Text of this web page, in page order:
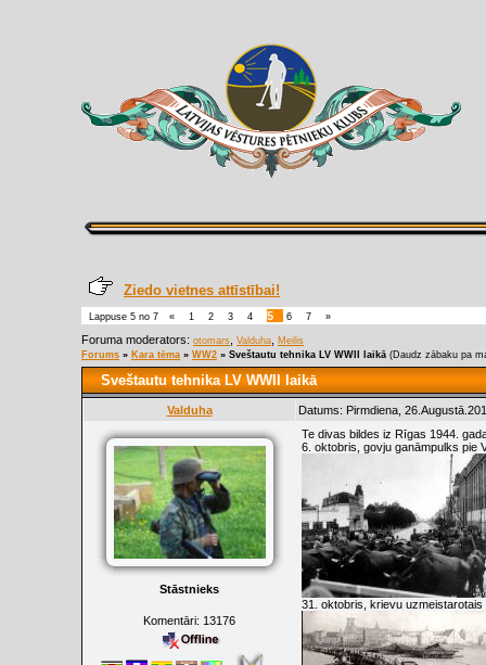
Ziedo vietnes attīstībai!
Lappuse 5 no 7 « 1 2 3 4 5 6 7 »
Foruma moderators: otomars Valduha
Meilis
Forums » Kara tēma » WW2 » Sveštautu tehnika LV WWII laikā (Daudz zābaku pa
Sveštautu tehnika LV WWII laikā
Valduha Datums: Pirmdiena,
Stāstnieks
Komentāri: 13176
Te divas bildes iz Rīgas 1944.
6. oktobris, govju ganāmpulks pie
31. oktobris, krievu